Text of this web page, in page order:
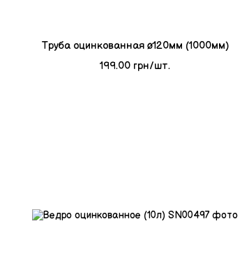
Tруба оцинкованная ø120мм (1000мм)
199.00 грн/шт.